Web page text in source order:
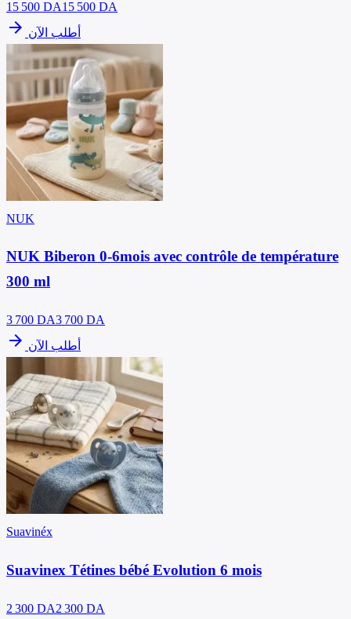
15 500 DA15 500 DA
arrow_forward أطلب الآن
NUK
NUK Biberon 0-6mois avec contrôle de température
300 ml
3 700 DA3 700 DA
arrow_forward أطلب الآن
Suavinéx
Suavinex Tétines bébé Evolution 6 mois
2 300 DA2 300 DA